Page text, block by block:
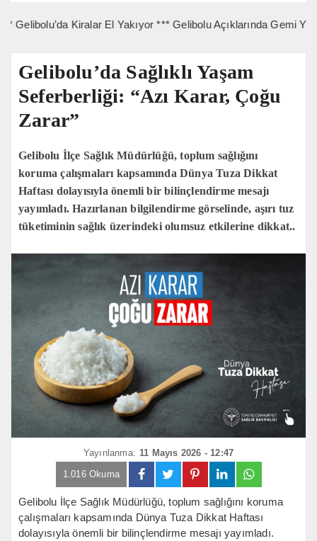
Kiralar El Yakıyor *** Gelibolu Açıklarında Gemi
Gelibolu’da Sağlıklı Yaşam
Seferberliği: “Azı Karar, Çoğu
Zarar”
Gelibolu İlçe Sağlık Müdürlüğü, toplum sağlığını
koruma çalışmaları kapsamında Dünya Tuza Dikkat
Haftası dolayısıyla önemli bir bilinçlendirme mesajı
yayımladı. Hazırlanan bilgilendirme görselinde, aşırı tuz
tüketiminin sağlık üzerindeki olumsuz etkilerine dikkat..
Yayınlanma: 11 Mayıs 2026 - 12:47
1.016 Okuma
Gelibolu İlçe Sağlık Müdürlüğü, toplum sağlığını koruma
çalışmaları kapsamında Dünya Tuza Dikkat Haftası
dolayısıyla önemli bir bilinçlendirme mesajı yayımladı.